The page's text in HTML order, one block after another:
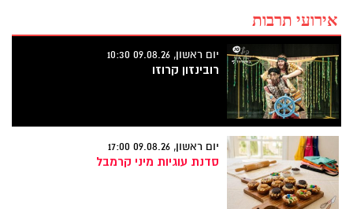
אירועי תרבות
יום ראשון, 09.08.26 10:30
רובינזון קרוזו
יום ראשון, 09.08.26 17:00
סדנת עוגיות מיני קרמבל